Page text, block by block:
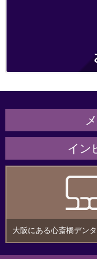
医院紹介
治療の流れ・サポート
イン
こんな方にオススメ
大阪にある心斎橋デン